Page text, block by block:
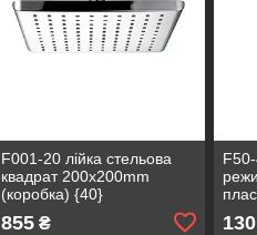
F001-20 лійка стельова
квадрат 200х200mm
(коробка) {40}
855₴ 130